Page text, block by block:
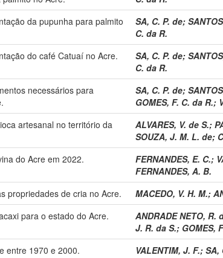
da pupunha para palmito
SA, C. P. de;
C. da R.
do café Catuaí no Acre. SA, C. P. de;
C. da R.
necessários para
SA, C. P. de;
GOMES, F. C. da R.;
artesanal no território da
ALVARES, V. de S.;
SOUZA, J. M. L. de;
do Acre em 2022. FERNANDES, E. C.;
FERNANDES, A. B.
propriedades de cria no Acre. MACEDO, V. H. M.;
para o estado do Acre. ANDRADE NETO, R.
J. R. da S.; GOMES,
entre 1970 e 2000. VALENTIM, J. F.; SA,